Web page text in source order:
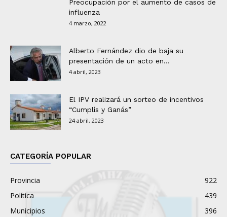
Preocupación por el aumento de casos de
influenza
4 marzo, 2022
Alberto Fernández dio de baja su
presentación de un acto en...
4 abril, 2023
El IPV realizará un sorteo de incentivos
“Cumplís y Ganás”
24 abril, 2023
CATEGORÍA POPULAR
Provincia
922
Política
439
Municipios
396